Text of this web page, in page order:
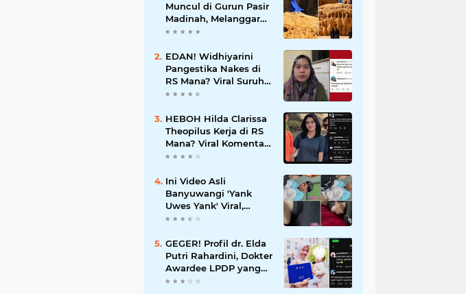
Muncul di Gurun Pasir
Madinah, Melanggar
Tabu Syariat Selama
EDAN! Widhiyarini
Pangestika Nakes di
RS Mana? Viral Suruh
Pasien BPJS Potong
Ruangan
HEBOH Hilda Clarissa
Theopilus Kerja di RS
Mana? Viral Komentar
'Puas' terkait
BPJS
Ini Video Asli
Banyuwangi 'Yank
Uwes Yank' Viral,
Pemeran Pria Muncul
GEGER! Profil dr. Elda
Putri Rahardini, Dokter
Awardee LPDP yang
Komentar Jahat ke